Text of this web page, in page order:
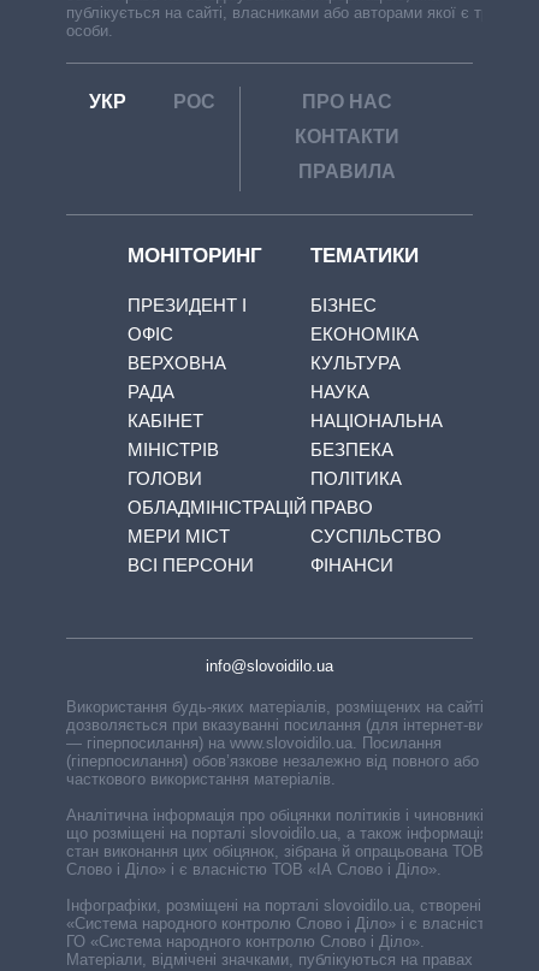
публікується на сайті, власниками або авторами якої є треті
особи.
УКР РОС
ПРО НАС
КОНТАКТИ
ПРАВИЛА
МОНІТОРИНГ
ПРЕЗИДЕНТ І
ОФІС
ВЕРХОВНА
РАДА
КАБІНЕТ
МІНІСТРІВ
ГОЛОВИ
ОБЛАДМІНІСТРАЦІЙ
МЕРИ МІСТ
ВСІ ПЕРСОНИ
ТЕМАТИКИ
БІЗНЕС
ЕКОНОМІКА
КУЛЬТУРА
НАУКА
НАЦІОНАЛЬНА
БЕЗПЕКА
ПОЛІТИКА
ПРАВО
СУСПІЛЬСТВО
ФІНАНСИ
info@slovoidilo.ua
Використання будь-яких матеріалів, розміщених на сайті,
дозволяється при вказуванні посилання (для інтернет-видань
— гіперпосилання) на www.slovoidilo.ua. Посилання
(гіперпосилання) обов’язкове незалежно від повного або
часткового використання матеріалів.
Аналітична інформація про обіцянки політиків і чиновників,
що розміщені на порталі slovoidilo.ua, а також інформація про
стан виконання цих обіцянок, зібрана й опрацьована ТОВ «ІА
Слово і Діло» і є власністю ТОВ «ІА Слово і Діло».
Інфографіки, розміщені на порталі slovoidilo.ua, створені ГО
«Система народного контролю Слово і Діло» і є власністю
ГО «Система народного контролю Слово і Діло».
Матеріали, відмічені значками, публікуються на правах